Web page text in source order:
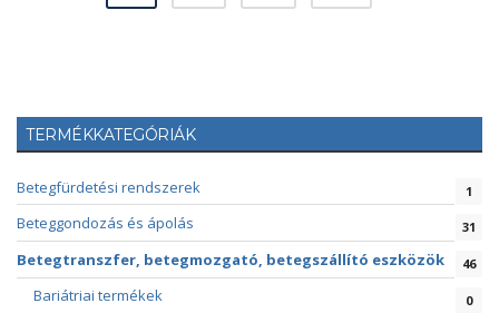
TERMÉKKATEGÓRIÁK
Betegfürdetési rendszerek 1
Beteggondozás és ápolás 31
Betegtranszfer, betegmozgató, betegszállító eszközök 46
Bariátriai termékek 0